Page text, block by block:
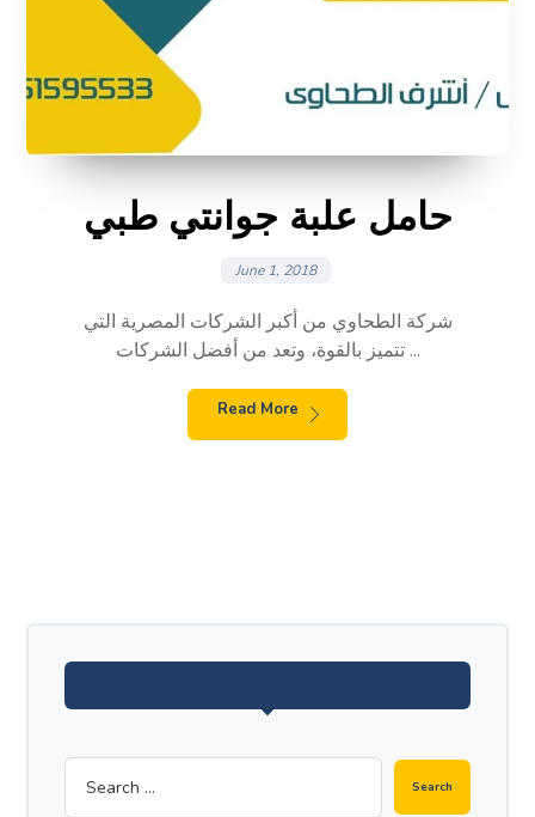
حامل علبة جوانتي طبي
June 1, 2018
شركة الطحاوي من أكبر الشركات المصرية التي
تتميز بالقوة، وتعد من أفضل الشركات ...
Read More